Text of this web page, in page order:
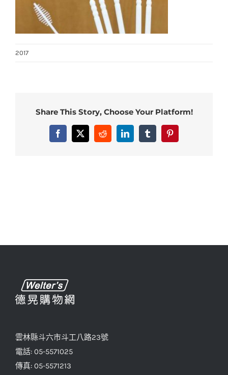
2017
Share This Story, Choose Your Platform!
Facebook
X RedditLinkedInTumblrPinterest
雲林縣斗六市斗工八路23號
電話: 05-5571025
傳真: 05-5571213